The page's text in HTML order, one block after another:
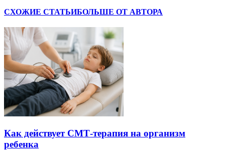
СХОЖИЕ СТАТЬИБОЛЬШЕ ОТ АВТОРА
Как действует СМТ-терапия на организм
ребенка